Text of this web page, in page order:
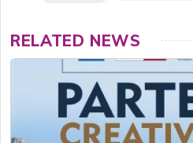
RELATED NEWS